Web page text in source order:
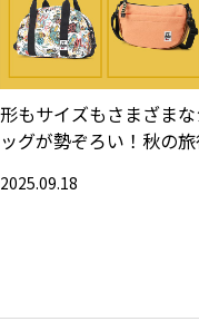
形もサイズもさまざま
ッグが勢ぞろい！秋の
2025.09.18